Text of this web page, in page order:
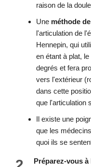
raison de la
Une méthode
l'articulation de
Hennepin, qui
en étant à plat,
degrés et fera
vers l'extérieur
dans cette
que l'articulation
Il existe une
que les
quoi ils se
Préparez-vous